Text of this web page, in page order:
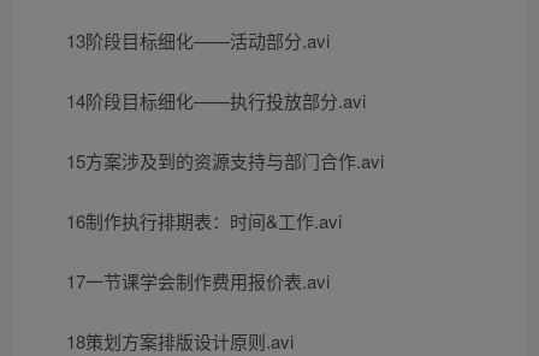
13阶段目标细化——活动部分.avi
14阶段目标细化——执行投放部分.avi
15方案涉及到的资源支持与部门合作.avi
16制作执行排期表：时间&工作.avi
17一节课学会制作费用报价表.avi
18策划方案排版设计原则.avi